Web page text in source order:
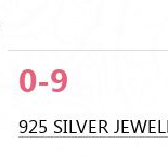
0-9
925 SILVER